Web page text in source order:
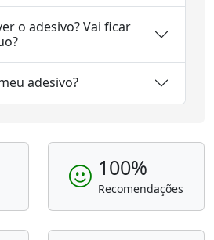
o adesivo? Vai ficar
adesivo?
100%
Recomendações